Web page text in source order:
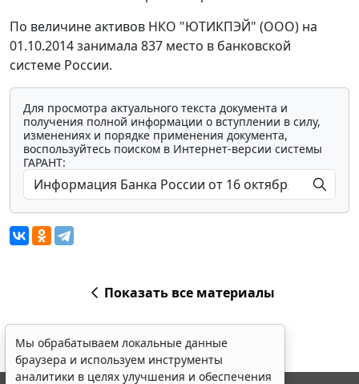
По величине активов НКО "ЮТИКПЭЙ" (ООО) на
01.10.2014 занимала 837 место в банковской
системе России.
Для просмотра актуального текста документа и
получения полной информации о вступлении в силу,
изменениях и порядке применения документа,
воспользуйтесь поиском в Интернет-версии системы
ГАРАНТ:
Показать все материалы
Мы обрабатываем локальные данные
браузера и используем инструменты
аналитики в целях улучшения и обеспечения